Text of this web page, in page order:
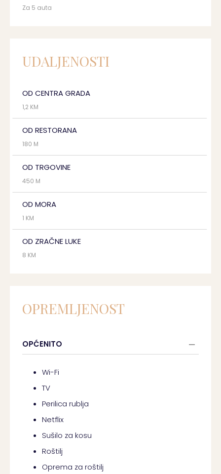
Za 5 auta
UDALJENOSTI
OD CENTRA GRADA
1,2 KM
OD RESTORANA
180 M
OD TRGOVINE
450 M
OD MORA
1 KM
OD ZRAČNE LUKE
8 KM
OPREMLJENOST
OPĆENITO
Wi-Fi
TV
Perilica rublja
Netflix
Sušilo za kosu
Roštilj
Oprema za roštilj